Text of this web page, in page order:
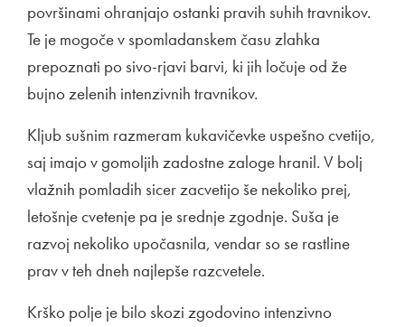
površinami ohranjajo ostanki pravih suhih travnikov.
Te je mogoče v spomladanskem času zlahka
prepoznati po sivo-rjavi barvi, ki jih ločuje od že
bujno zelenih intenzivnih travnikov.
Kljub sušnim razmeram kukavičevke uspešno cvetijo,
saj imajo v gomoljih zadostne zaloge hranil. V bolj
vlažnih pomladih sicer zacvetijo še nekoliko prej,
letošnje cvetenje pa je srednje zgodnje. Suša je
razvoj nekoliko upočasnila, vendar so se rastline
prav v teh dneh najlepše razcvetele.
Krško polje je bilo skozi zgodovino intenzivno